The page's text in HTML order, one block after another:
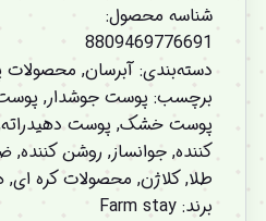
شناسه محصول:
8809469776691
دسته‌بندی: آبرسان, محصولات
برچسب: پوست جوشدار,
پوست خشک, پوست دهیدراته
کننده, جوانساز, روشن کننده,
طلا,کلاژن, محصولات کره ای,
برند: Farm stay